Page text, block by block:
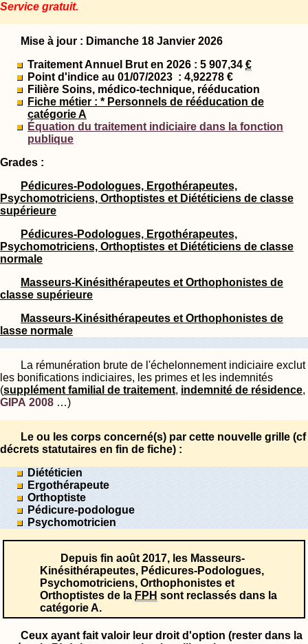
Service gratuit.
Mise à jour : Dimanche 18 Janvier 2026
Traitement Annuel Brut en 2026 : 5 907,34 €
Point d'indice au 01/07/2023 : 4,92278 €
Filière Soins, médico-technique, rééducation
Fiche métier : * Personnels de rééducation de
catégorie A
Équation du traitement indiciaire dans la fonction
publique
Grades :
Pédicures-Podologues, Ergothérapeutes,
Psychomotriciens, Orthoptistes et Diététiciens de classe
supérieure
Pédicures-Podologues, Ergothérapeutes,
Psychomotriciens, Orthoptistes et Diététiciens de classe
normale
Masseurs-Kinésithérapeutes et Orthophonistes de
classe supérieure
Masseurs-Kinésithérapeutes et Orthophonistes de
lasse normale
La rémunération brute de l'échelonnement indiciaire exclut
les bonifications indiciaires, les primes et les indemnités
(supplément familial de traitement, indemnité de résidence,
GIPA 2008 …)
Le ou les corps concerné(s) par cette nouvelle grille (cf
décrets statutaires en fin de fiche) :
Diététicien
Ergothérapeute
Orthoptiste
Pédicure-podologue
Psychomotricien
Depuis fin août 2017, les Masseurs-
Kinésithérapeutes, Pédicures-Podologues,
Psychomotriciens, Orthophonistes et
Orthoptistes de la FPH sont reclassés dans la
catégorie A.
Ceux ayant fait valoir leur droit d'option (rester dans la